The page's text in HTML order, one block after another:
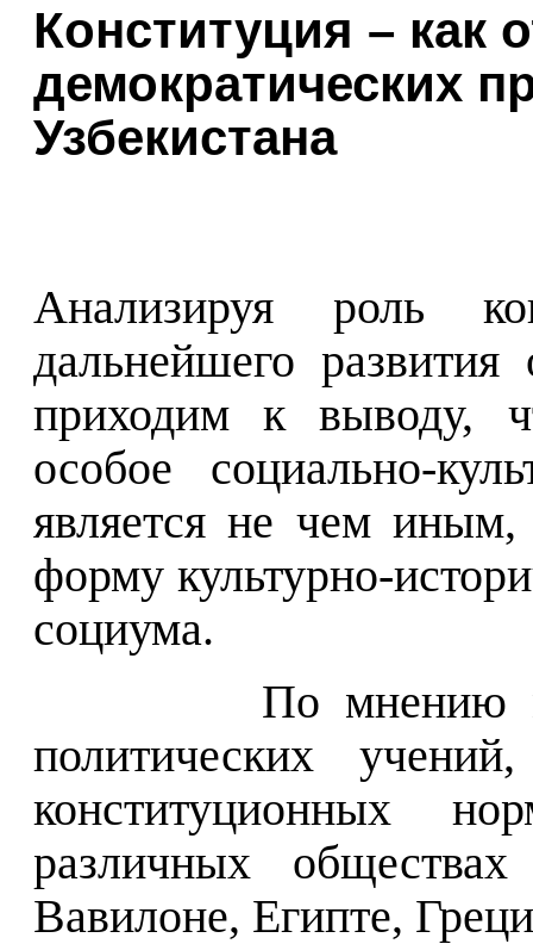
Конституция – как
демократических
Узбекистана
Анализируя роль
дальнейшего развития
приходим к выводу,
особое социально-
является не чем
форму культурно-
социума.
По мнению
политических
конституционных
различных
Вавилоне, Египте,